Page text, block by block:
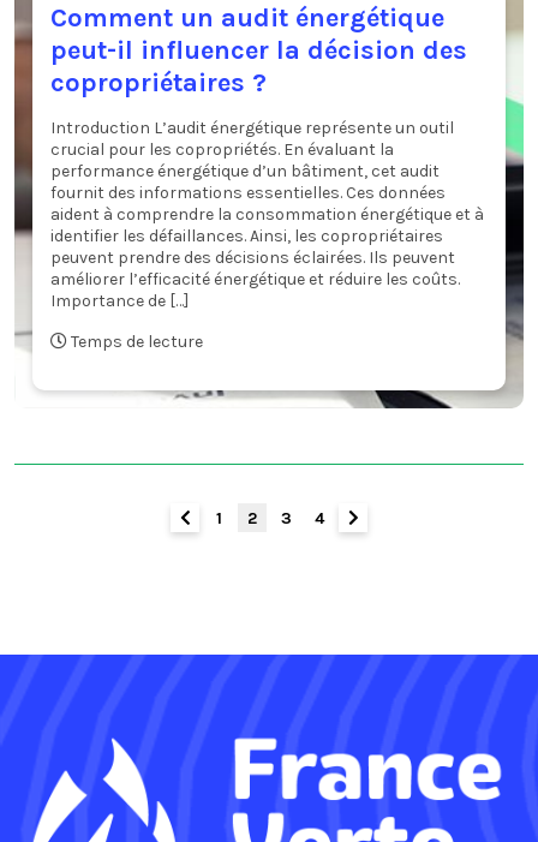
Comment un audit énergétique
peut-il influencer la décision des
copropriétaires ?
Introduction L’audit énergétique représente un outil
crucial pour les copropriétés. En évaluant la
performance énergétique d’un bâtiment, cet audit
fournit des informations essentielles. Ces données
aident à comprendre la consommation énergétique et à
identifier les défaillances. Ainsi, les copropriétaires
peuvent prendre des décisions éclairées. Ils peuvent
améliorer l’efficacité énergétique et réduire les coûts.
Importance de […]
Temps de lecture
1 2 3 4